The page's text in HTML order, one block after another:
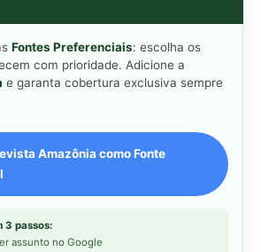
Fontes Preferenciais: escolha os
com prioridade. Adicione a
e garanta cobertura exclusiva sempre
Amazônia como Fonte
3 passos:
assunto no Google